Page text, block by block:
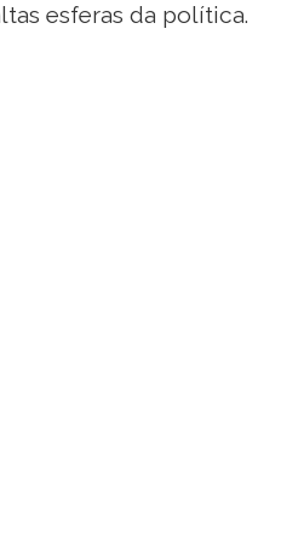
esferas da política.